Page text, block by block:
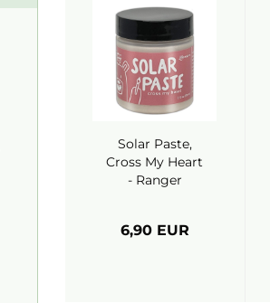
Solar Paste,
Cross My Heart
- Ranger
6,90 EUR